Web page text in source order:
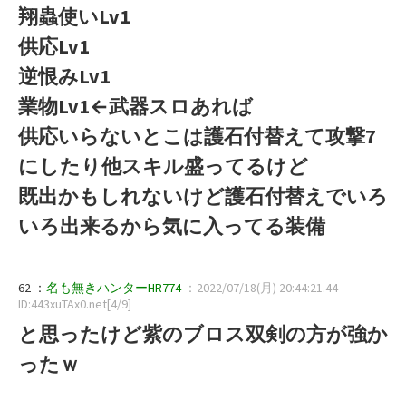
翔蟲使いLv1
供応Lv1
逆恨みLv1
業物Lv1←武器スロあれば
供応いらないとこは護石付替えて攻撃7
にしたり他スキル盛ってるけど
既出かもしれないけど護石付替えでいろ
いろ出来るから気に入ってる装備
62 ： 名も無きハンターHR774 ：2022/07/18(月) 20:44:21.44
ID:443xuTAx0.net[4/9]
と思ったけど紫のブロス双剣の方が強か
ったｗ